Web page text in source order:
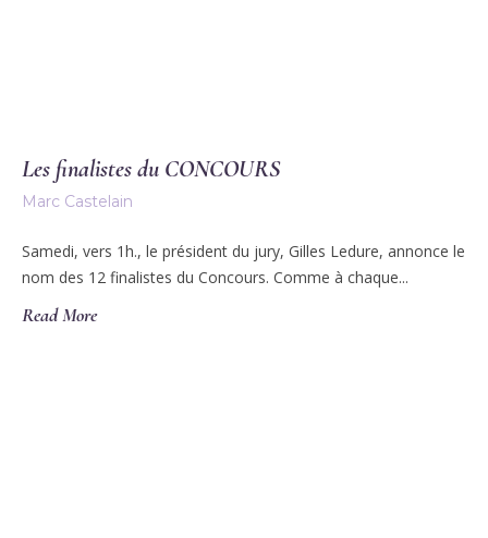
Les finalistes du CONCOURS
Marc Castelain
Samedi, vers 1h., le président du jury, Gilles Ledure, annonce le
nom des 12 finalistes du Concours. Comme à chaque...
Read More